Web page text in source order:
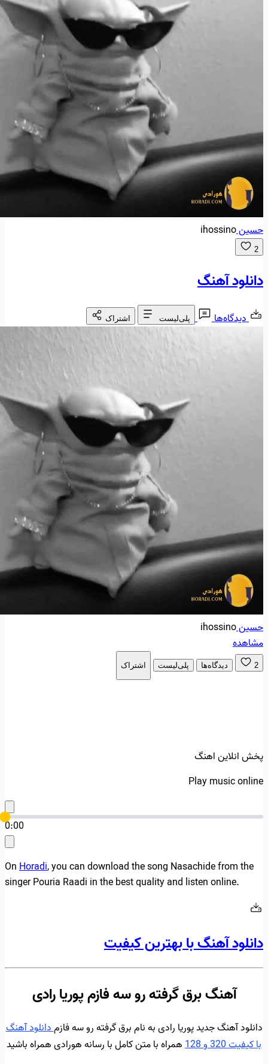
حسینihossino
2
دانلود آهنگ
دیدگاه‌ها پلی‌لیست اشتراک
حسینihossino
مشاهده
2 دیدگاه‌ها پلی‌لیست اشتراک
پخش انلاین اهنگ
Play music online
0:00
OnHoradi, you can download the song Nasachide from the
singer Pouria Raadi in the best quality and listen online.
دانلود آهنگ با بهترین کیفیت
آهنگ برق گرفته رو سه فازم پوریا رادی
دانلود آهنگ جدید پوریا رادی به نام برق گرفته رو سه فازمدانلود آهنگ
با کیفیت 320 و 128
همراه با متن کامل با رسانه هورادی همراه باشید